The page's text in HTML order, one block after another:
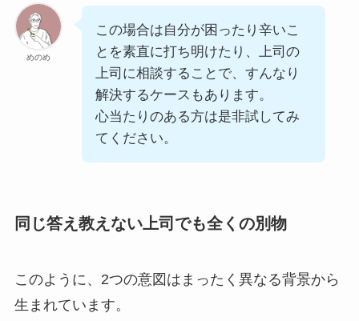
めのめ
この場合は自分が困ったり辛いこ
とを素直に打ち明けたり、上司の
上司に相談することで、すんなり
解決するケースもあります。
心当たりのある方は是非試してみ
てください。
同じ答え教えない上司でも全くの別物
このように、2つの意図はまったく異なる背景から
生まれています。